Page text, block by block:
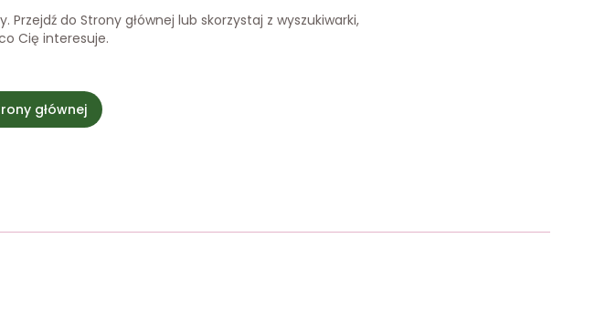
do Strony głównej lub skorzystaj z wyszukiwarki,
Cię interesuje.
głównej